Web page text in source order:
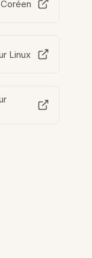
Linux